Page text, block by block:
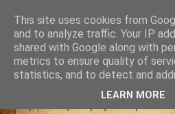
This site uses cookies from
and to analyze traffic. Your IP
shared with Google along with
metrics to ensure quality of
statistics, and to detect and
LEARN MORE